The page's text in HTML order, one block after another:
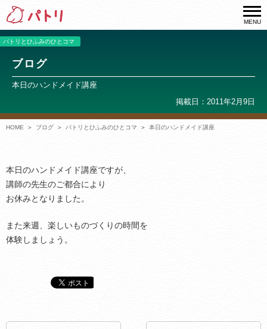
MENU
パトリとひふみのひとコマ
ブログ
本日のハンドメイド講座
掲載日：2011年2月9日
HOME ブログ パトリとひふみのひとコマ 本日のハンドメイド講座
本日のハンドメイド講座ですが、
講師の先生のご都合により
お休みとなりました。
また来週、楽しいものづくりの時間を
体験しましょう。